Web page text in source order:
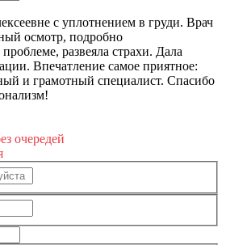
с уплотнением в груди. Врач
осмотр, подробно
развеяла страхи. Дала
Впечатление самое приятное:
и грамотный специалист. Спасибо
очередей